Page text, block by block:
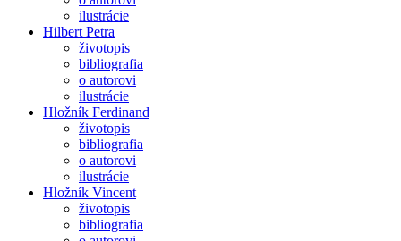
ilustrácie
Hilbert Petra
životopis
bibliografia
o autorovi
ilustrácie
Hložník Ferdinand
životopis
bibliografia
o autorovi
ilustrácie
Hložník Vincent
životopis
bibliografia